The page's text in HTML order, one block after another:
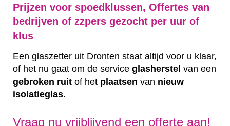
Prijzen voor spoedklussen, Offertes van
bedrijven of zzpers gezocht per uur of
klus
Een glaszetter uit Dronten staat altijd voor u klaar,
of het nu gaat om de service glasherstel van een
gebroken ruit of het plaatsen van nieuw
isolatieglas.
Vraag nu vrijblijvend een offerte aan!